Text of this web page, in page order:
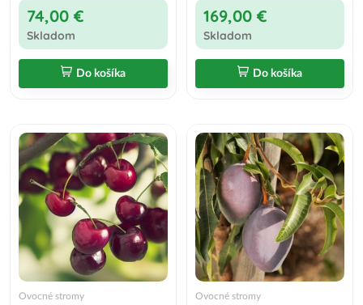
74,00 €
Skladom
Do košíka
169,00 €
Skladom
Do košíka
Ovocné stromy Ovocné stromy